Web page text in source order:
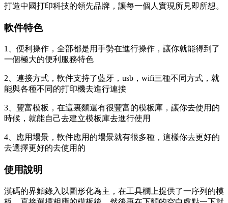
打造中國打印科技的領先品牌，讓每一個人實現所見即所想。
軟件特色
1、便利操作，全部都是用手勢在進行操作，讓你就能得到了
一個極大的便利服務特色
2、連接方式，軟件支持了藍牙，usb，wifi三種不同方式，就
能與各種不同的打印機去進行連接
3、豐富模板，在這裏麵還有很豐富的模板庫，讓你去使用的
時候，就能自己去建立模板庫去進行使用
4、應用場景，軟件應用的場景就有很多種，這樣你去更好的
去選擇更好的去使用的
使用說明
漢碼的界麵錄入以圖形化為主，在工具欄上提供了一序列的模